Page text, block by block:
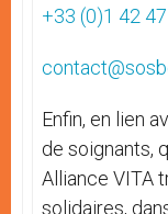
+33 (0)1 42
Enfin, en lien
de soignants,
Alliance VITA
solidaires,